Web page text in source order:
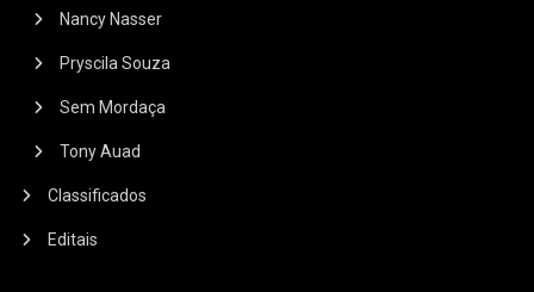
Nancy Nasser
Pryscila Souza
Sem Mordaça
Tony Auad
Classificados
Editais